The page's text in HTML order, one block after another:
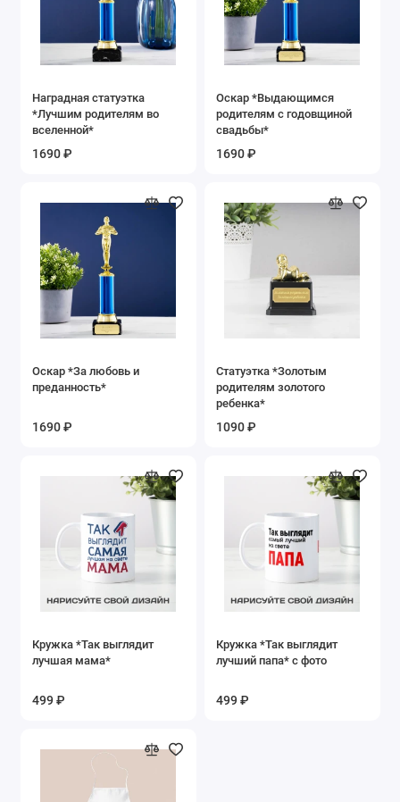
Наградная статуэтка
*Лучшим родителям во
вселенной*
1690 ₽
Оскар *Выдающимся
родителям с годовщиной
свадьбы*
1690 ₽
Оскар *За любовь и
преданность*
1690 ₽
Статуэтка *Золотым
родителям золотого
ребенка*
1090 ₽
Кружка *Так выглядит
лучшая мама*
499 ₽
Кружка *Так выглядит
лучший папа* с фото
499 ₽